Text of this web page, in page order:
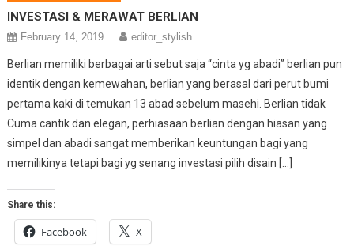
INVESTASI & MERAWAT BERLIAN
February 14, 2019 editor_stylish
Berlian memiliki berbagai arti sebut saja “cinta yg abadi” berlian pun
identik dengan kemewahan, berlian yang berasal dari perut bumi
pertama kaki di temukan 13 abad sebelum masehi. Berlian tidak
Cuma cantik dan elegan, perhiasaan berlian dengan hiasan yang
simpel dan abadi sangat memberikan keuntungan bagi yang
memilikinya tetapi bagi yg senang investasi pilih disain […]
Share this:
Facebook X